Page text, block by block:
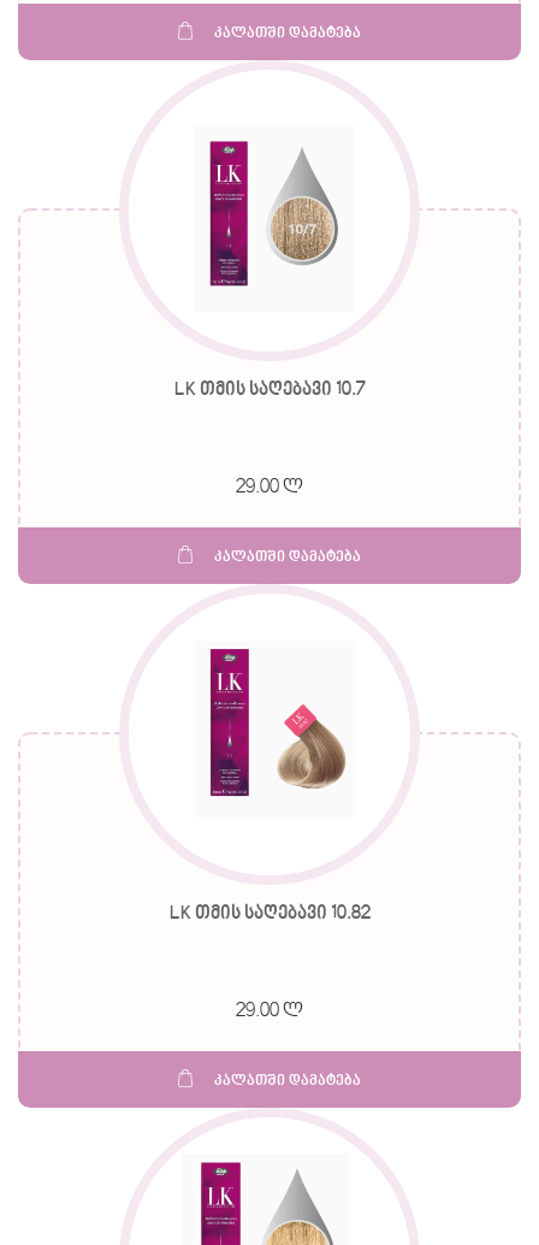
კალათში დამატება
LK თმის საღებავი 10.7
29.00 ლ
კალათში დამატება
LK თმის საღებავი 10.82
29.00 ლ
კალათში დამატება